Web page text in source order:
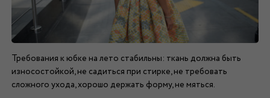
Требования к юбке на лето стабильны: ткань должна быть
износостойкой, не садиться при стирке, не требовать
сложного ухода, хорошо держать форму, не мяться.